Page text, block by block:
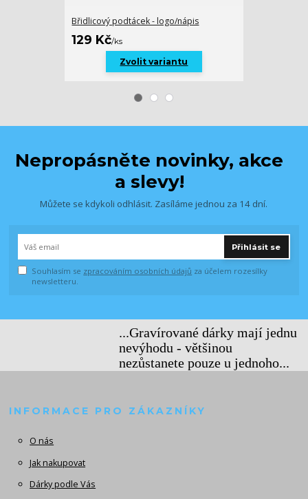
Břidlicový podtácek - logo/nápis
129 Kč/ks
Zvolit variantu
Nepropásněte novinky, akce
a slevy!
Můžete se kdykoli odhlásit. Zasíláme jednou za 14 dní.
Přihlásit se
Souhlasím se zpracováním osobních údajů za účelem rozesílky
newsletteru.
...Gravírované dárky mají jednu
nevýhodu - většinou
nezůstanete pouze u jednoho...
INFORMACE PRO ZÁKAZNÍKY
O nás
Jak nakupovat
Dárky podle Vás